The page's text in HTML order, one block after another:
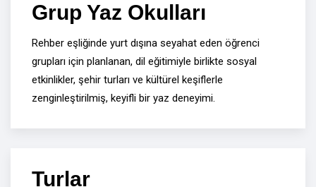
Grup Yaz Okulları
Rehber eşliğinde yurt dışına seyahat eden öğrenci
grupları için planlanan, dil eğitimiyle birlikte sosyal
etkinlikler, şehir turları ve kültürel keşiflerle
zenginleştirilmiş, keyifli bir yaz deneyimi.
Turlar